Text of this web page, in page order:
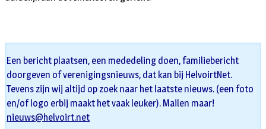
Een bericht plaatsen, een mededeling doen, familiebericht
doorgeven of verenigingsnieuws, dat kan bij HelvoirtNet.
Tevens zijn wij altijd op zoek naar het laatste nieuws. (een foto
en/of logo erbij maakt het vaak leuker). Mailen maar!
nieuws@helvoirt.net